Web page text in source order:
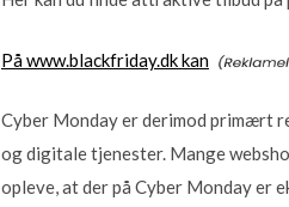
På www.blackfriday.dk kan
Cyber Monday er derimod primært
og digitale tjenester. Mange
opleve, at der på Cyber Monday er